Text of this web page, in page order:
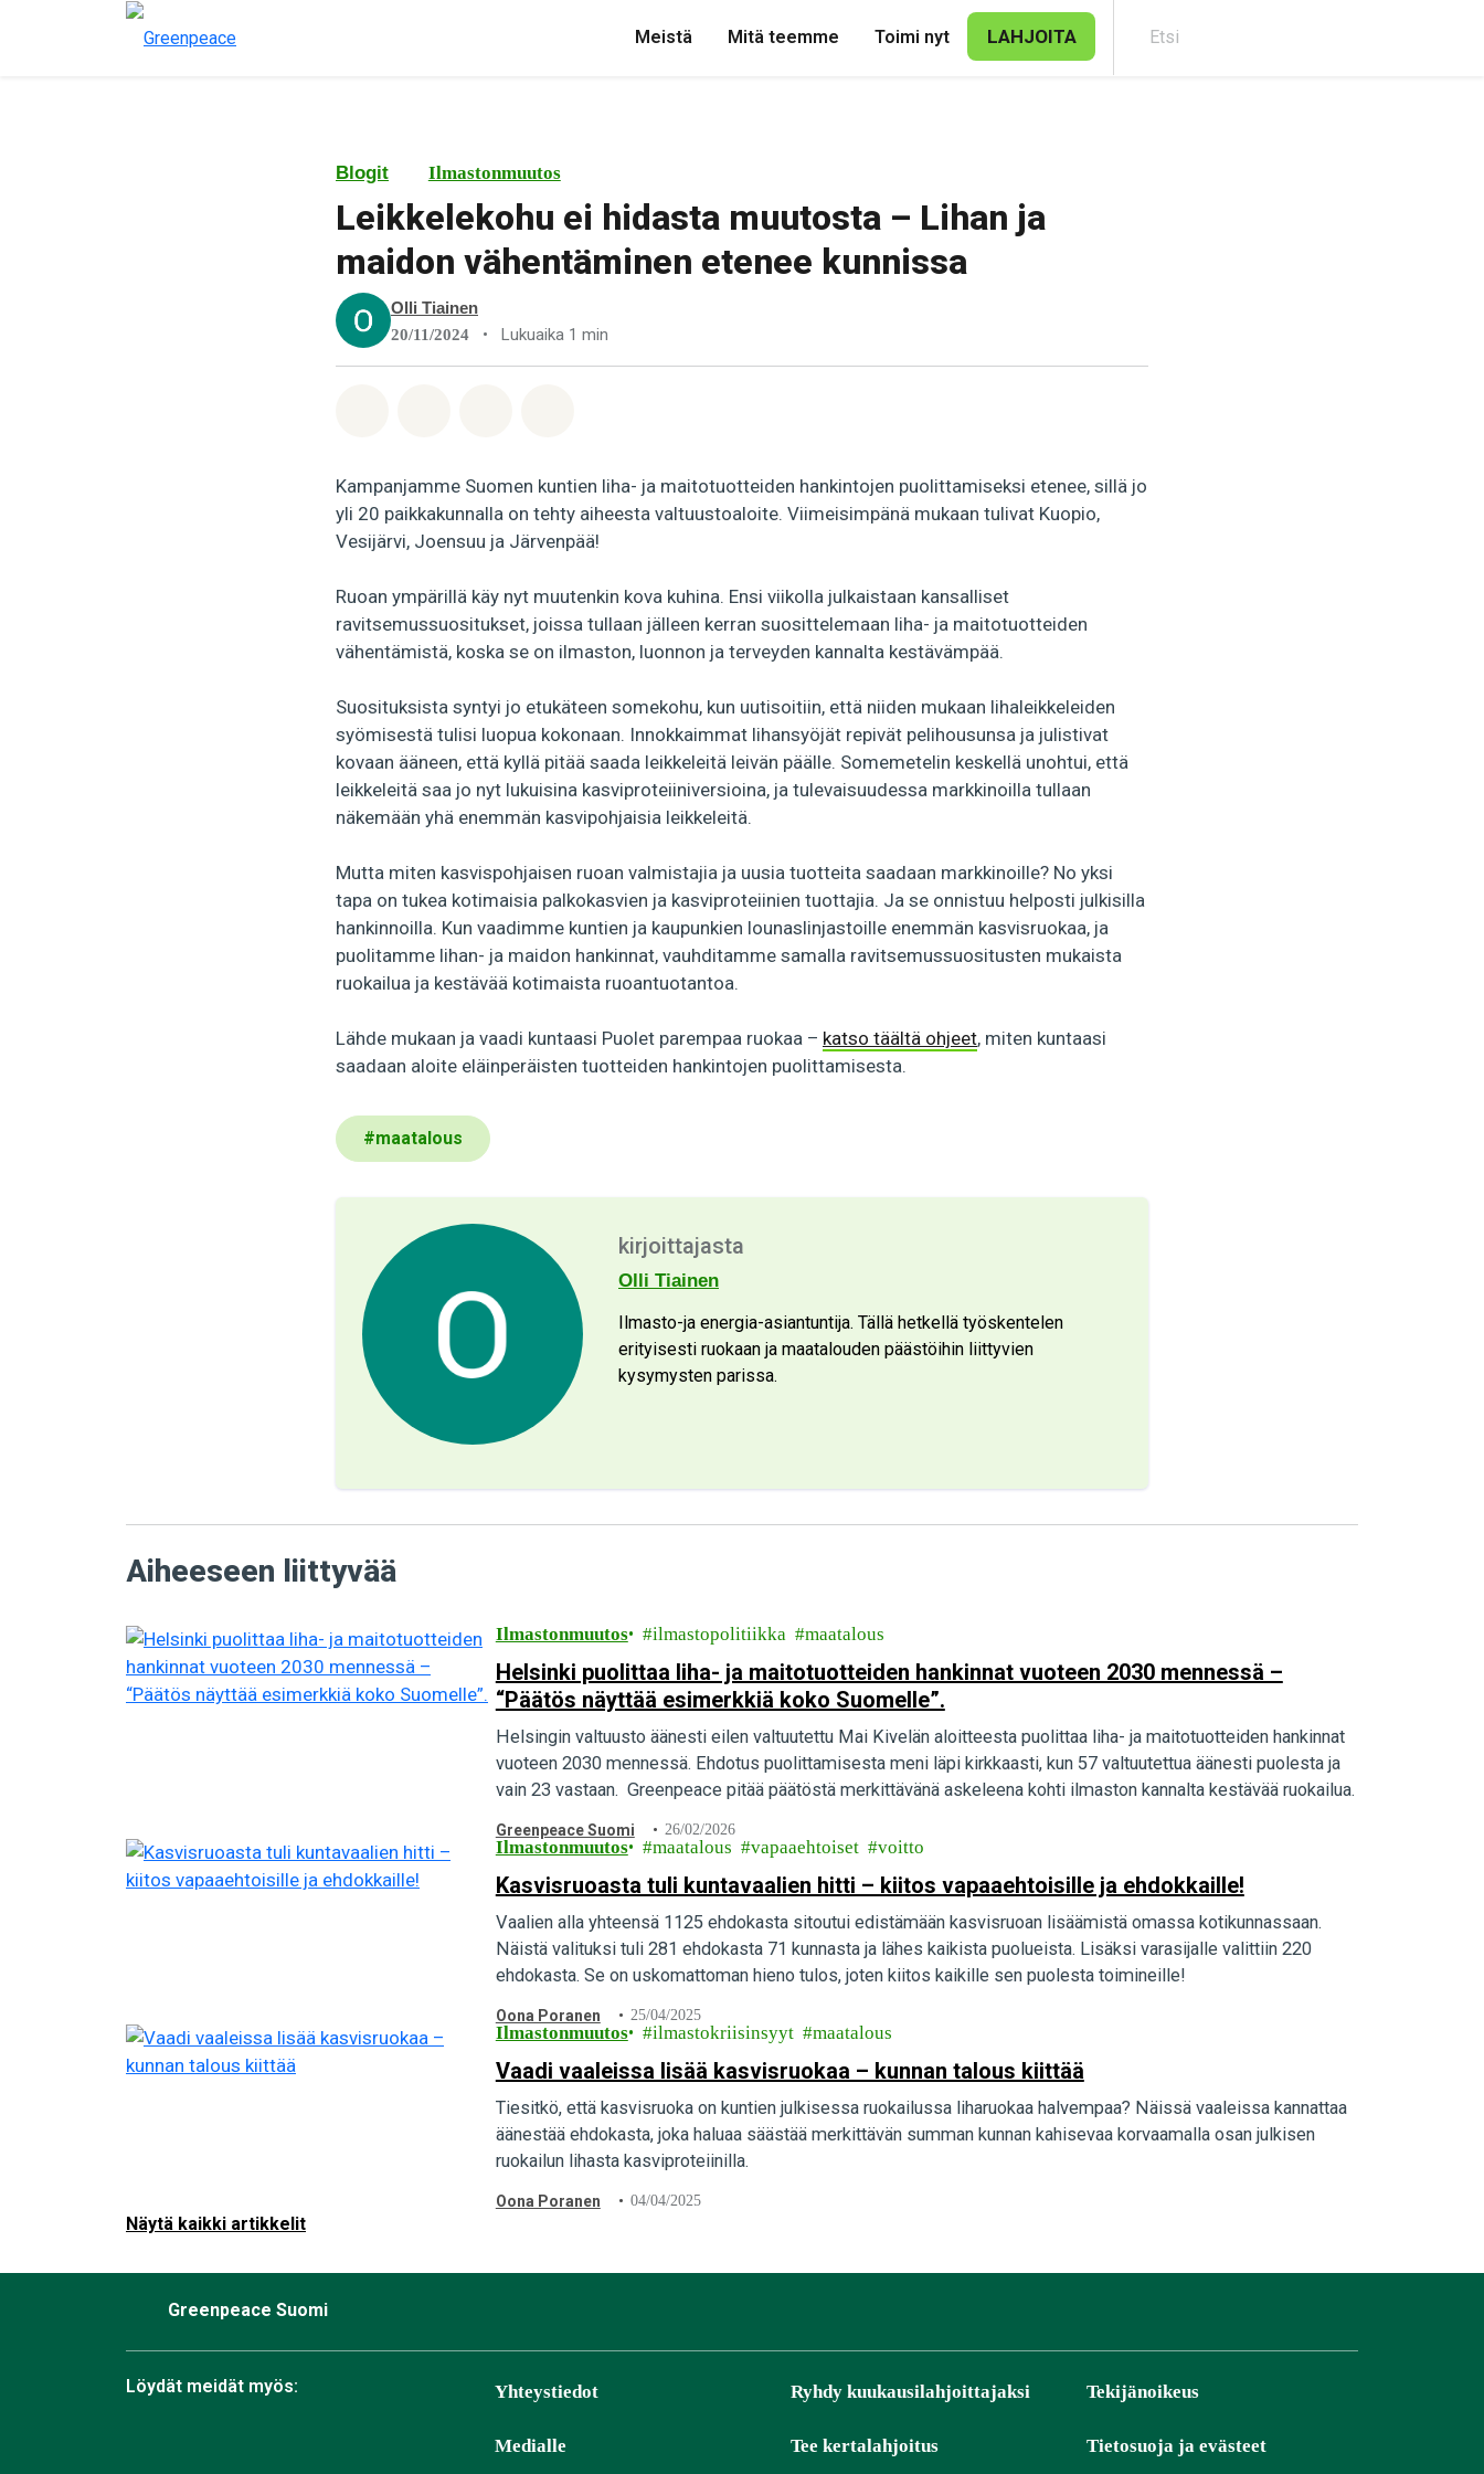
Meistä Mitä teemme Toimi nyt LAHJOITA
Blogit Ilmastonmuutos
Leikkelekohu ei hidasta muutosta – Lihan ja
maidon vähentäminen etenee kunnissa
Olli Tiainen
20/11/2024 • Lukuaika 1 min
Kampanjamme Suomen kuntien liha- ja maitotuotteiden hankintojen puolittamiseksi etenee, sillä jo
yli 20 paikkakunnalla on tehty aiheesta valtuustoaloite. Viimeisimpänä mukaan tulivat Kuopio,
Vesijärvi, Joensuu ja Järvenpää!
Ruoan ympärillä käy nyt muutenkin kova kuhina. Ensi viikolla julkaistaan kansalliset
ravitsemussuositukset, joissa tullaan jälleen kerran suosittelemaan liha- ja maitotuotteiden
vähentämistä, koska se on ilmaston, luonnon ja terveyden kannalta kestävämpää.
Suosituksista syntyi jo etukäteen somekohu, kun uutisoitiin, että niiden mukaan lihaleikkeleiden
syömisestä tulisi luopua kokonaan. Innokkaimmat lihansyöjät repivät pelihousunsa ja julistivat
kovaan ääneen, että kyllä pitää saada leikkeleitä leivän päälle. Somemetelin keskellä unohtui, että
leikkeleitä saa jo nyt lukuisina kasviproteiiniversioina, ja tulevaisuudessa markkinoilla tullaan
näkemään yhä enemmän kasvipohjaisia leikkeleitä.
Mutta miten kasvispohjaisen ruoan valmistajia ja uusia tuotteita saadaan markkinoille? No yksi
tapa on tukea kotimaisia palkokasvien ja kasviproteiinien tuottajia. Ja se onnistuu helposti julkisilla
hankinnoilla. Kun vaadimme kuntien ja kaupunkien lounaslinjastoille enemmän kasvisruokaa, ja
puolitamme lihan- ja maidon hankinnat, vauhditamme samalla ravitsemussuositusten mukaista
ruokailua ja kestävää kotimaista ruoantuotantoa.
Lähde mukaan ja vaadi kuntaasi Puolet parempaa ruokaa – katso täältä ohjeet, miten kuntaasi
saadaan aloite eläinperäisten tuotteiden hankintojen puolittamisesta.
#maatalous
kirjoittajasta
Olli Tiainen
Ilmasto-ja energia-asiantuntija. Tällä hetkellä työskentelen
erityisesti ruokaan ja maatalouden päästöihin liittyvien
kysymysten parissa.
Aiheeseen liittyvää
Ilmastonmuutos ilmastopolitiikka maatalous
Helsinki puolittaa liha- ja maitotuotteiden hankinnat vuoteen 2030 mennessä –
“Päätös näyttää esimerkkiä koko Suomelle”.
Helsingin valtuusto äänesti eilen valtuutettu Mai Kivelän aloitteesta puolittaa liha- ja maitotuotteiden hankinnat
vuoteen 2030 mennessä. Ehdotus puolittamisesta meni läpi kirkkaasti, kun 57 valtuutettua äänesti puolesta ja
vain 23 vastaan. Greenpeace pitää päätöstä merkittävänä askeleena kohti ilmaston kannalta kestävää ruokailua.
Greenpeace Suomi 26/02/2026
Ilmastonmuutos maatalous vapaaehtoiset voitto
Kasvisruoasta tuli kuntavaalien hitti – kiitos vapaaehtoisille ja ehdokkaille!
Vaalien alla yhteensä 1125 ehdokasta sitoutui edistämään kasvisruoan lisäämistä omassa kotikunnassaan.
Näistä valituksi tuli 281 ehdokasta 71 kunnasta ja lähes kaikista puolueista. Lisäksi varasijalle valittiin 220
ehdokasta. Se on uskomattoman hieno tulos, joten kiitos kaikille sen puolesta toimineille!
Oona Poranen 25/04/2025
Ilmastonmuutos ilmastokriisinsyyt maatalous
Vaadi vaaleissa lisää kasvisruokaa – kunnan talous kiittää
Tiesitkö, että kasvisruoka on kuntien julkisessa ruokailussa liharuokaa halvempaa? Näissä vaaleissa kannattaa
äänestää ehdokasta, joka haluaa säästää merkittävän summan kunnan kahisevaa korvaamalla osan julkisen
ruokailun lihasta kasviproteiinilla.
Oona Poranen 04/04/2025
Näytä kaikki artikkelit
Greenpeace Suomi
Löydät meidät myös: Yhteystiedot
Medialle
Ryhdy kuukausilahjoittajaksi
Tee kertalahjoitus
Tekijänoikeus
Tietosuoja ja evästeet